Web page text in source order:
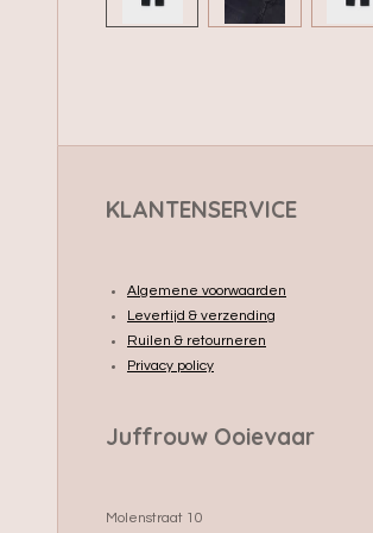
KLANTENSERVICE
Algemene voorwaarden
Levertijd & verzending
Ruilen & retourneren
Privacy policy
Juffrouw Ooievaar
Molenstraat 10